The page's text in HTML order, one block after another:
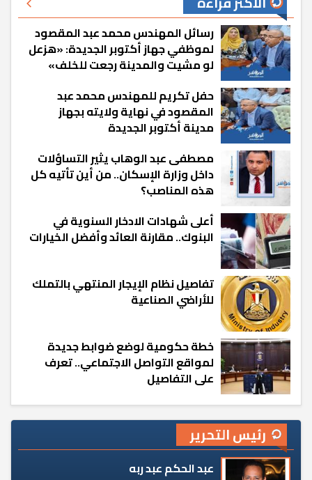
رسائل المهندس محمد عبد المقصود
لموظفي جهاز أكتوبر الجديدة: «هزعل
لو مشيت والمدينة رجعت للخلف»
حفل تكريم للمهندس محمد عبد
المقصود في نهاية ولايته بجهاز
مدينة أكتوبر الجديدة
مصطفى عبد الوهاب يثير التساؤلات
داخل وزارة الإسكان.. من أين تأتيه كل
هذه المناصب؟
أعلى شهادات الادخار السنوية في
البنوك.. مقارنة العائد وأفضل الخيارات
تفاصيل نظام الإيجار المنتهي بالتملك
للأراضي الصناعية
خطة حكومية لوضع ضوابط جديدة
لمواقع التواصل الاجتماعي.. تعرف
على التفاصيل
رئيس التحرير
عبد الحكم عبد ربه